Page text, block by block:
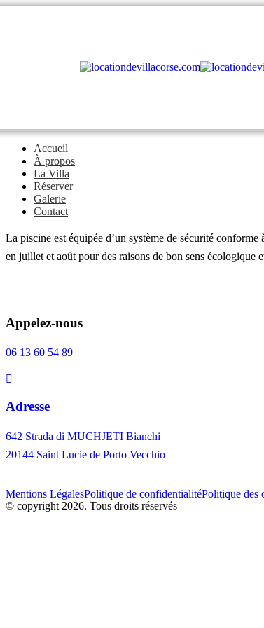
Accueil
À propos
La Villa
Réserver
Galerie
Contact
La piscine est équipée d’un système de sécurité
en juillet et août pour des raisons de bon sens écologique
Appelez-nous
06 13 60 54 89
Adresse
642 Strada di MUCHJETI Bianchi
20144 Saint Lucie de Porto Vecchio
Mentions LégalesPolitique de confidentialitéPolitique des
© copyright 2026. Tous droits réservés